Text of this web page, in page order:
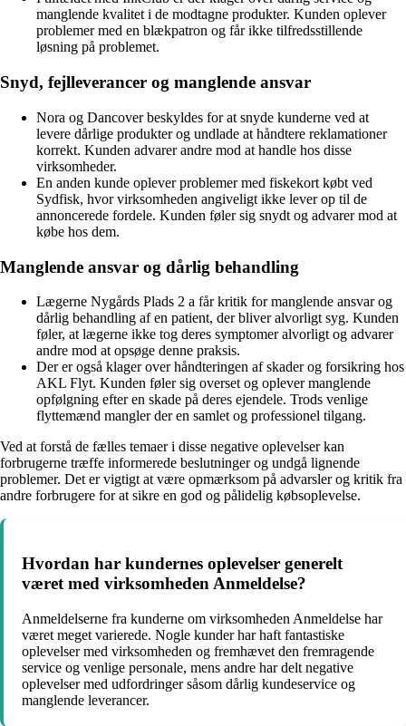
manglende kvalitet i de modtagne produkter. Kunden oplever
problemer med en blækpatron og får ikke tilfredsstillende
løsning på problemet.
Snyd, fejlleverancer og manglende ansvar
Nora og Dancover beskyldes for at snyde kunderne ved at
levere dårlige produkter og undlade at håndtere reklamationer
korrekt. Kunden advarer andre mod at handle hos disse
virksomheder.
En anden kunde oplever problemer med fiskekort købt ved
Sydfisk, hvor virksomheden angiveligt ikke lever op til de
annoncerede fordele. Kunden føler sig snydt og advarer mod at
købe hos dem.
Manglende ansvar og dårlig behandling
Lægerne Nygårds Plads 2 a får kritik for manglende ansvar og
dårlig behandling af en patient, der bliver alvorligt syg. Kunden
føler, at lægerne ikke tog deres symptomer alvorligt og advarer
andre mod at opsøge denne praksis.
Der er også klager over håndteringen af skader og forsikring hos
AKL Flyt. Kunden føler sig overset og oplever manglende
opfølgning efter en skade på deres ejendele. Trods venlige
flyttemænd mangler der en samlet og professionel tilgang.
Ved at forstå de fælles temaer i disse negative oplevelser kan
forbrugerne træffe informerede beslutninger og undgå lignende
problemer. Det er vigtigt at være opmærksom på advarsler og kritik fra
andre forbrugere for at sikre en god og pålidelig købsoplevelse.
Hvordan har kundernes oplevelser generelt
været med virksomheden Anmeldelse?
Anmeldelserne fra kunderne om virksomheden Anmeldelse har
været meget varierede. Nogle kunder har haft fantastiske
oplevelser med virksomheden og fremhævet den fremragende
service og venlige personale, mens andre har delt negative
oplevelser med udfordringer såsom dårlig kundeservice og
manglende leverancer.